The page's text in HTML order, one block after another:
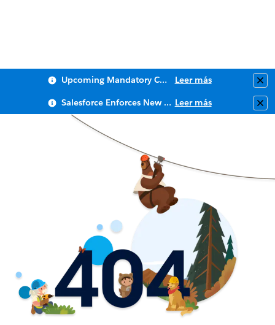
Upcoming Mandatory Changes to Public Key Infrastructure (PKI) Leer más
Salesforce Enforces New Security Requirements in Summer 2026 Leer más